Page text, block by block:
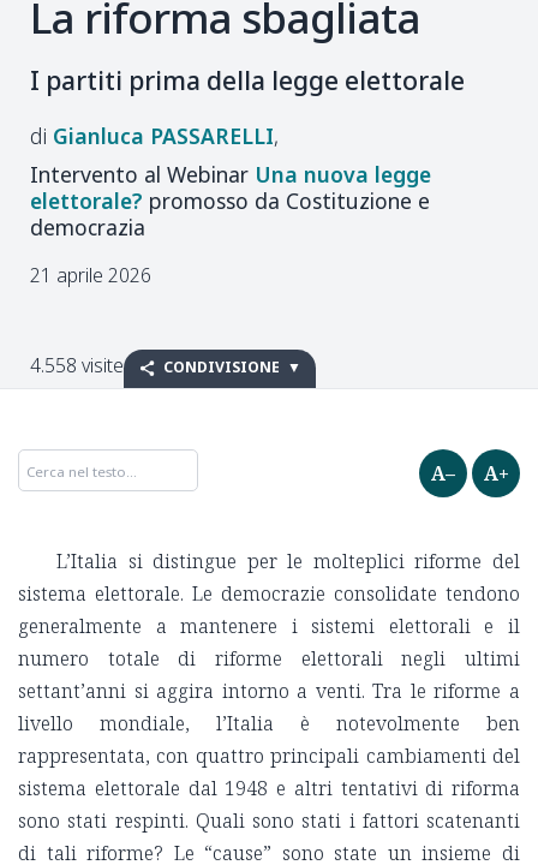
La riforma sbagliata
I partiti prima della legge elettorale
Gianluca PASSARELLI
Intervento al Webinar Una nuova legge
elettorale? promosso da Costituzione e
democrazia
21 aprile 2026
4.558 visite CONDIVISIONE
A– A+
L’Italia si distingue per le molteplici riforme del
sistema elettorale. Le democrazie consolidate tendono
generalmente a mantenere i sistemi elettorali e il
numero totale di riforme elettorali negli ultimi
settant’anni si aggira intorno a venti. Tra le riforme a
livello mondiale, l’Italia è notevolmente ben
rappresentata, con quattro principali cambiamenti del
sistema elettorale dal 1948 e altri tentativi di riforma
sono stati respinti. Quali sono stati i fattori scatenanti
di tali riforme? Le “cause” sono state un insieme di